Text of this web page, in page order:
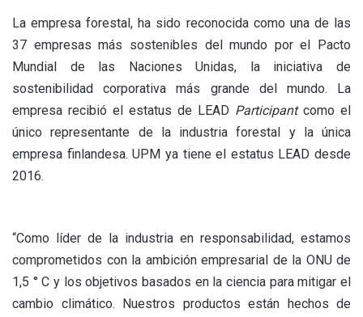
La empresa forestal, ha sido reconocida como una de las
37 empresas más sostenibles del mundo por el Pacto
Mundial de las Naciones Unidas, la iniciativa de
sostenibilidad corporativa más grande del mundo. La
empresa recibió el estatus de LEAD Participantcomo el
único representante de la industria forestal y la única
empresa finlandesa. UPM ya tiene el estatus LEAD desde
2016.
“Como líder de la industria en responsabilidad, estamos
comprometidos con la ambición empresarial de la ONU de
1,5 ° C y los objetivos basados ​​en la ciencia para mitigar el
cambio climático. Nuestros productos están hechos de